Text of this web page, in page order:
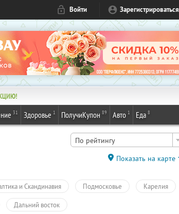
Войти Зарегистрироваться
31 Здоровье 1 ПолучиКупон 89 Авто 1 Еда 8
По рейтингу
Показать на карте
и Скандинавия Подмосковье Карелия
Дальний восток